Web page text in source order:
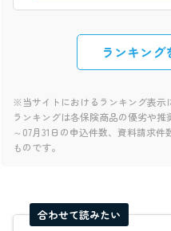
ランキング
※当サイトにおけるランキング表示
ランキングは各保険商品の優劣や推
～07月31日の申込件数、資料請求
ものです。
合わせて読みたい